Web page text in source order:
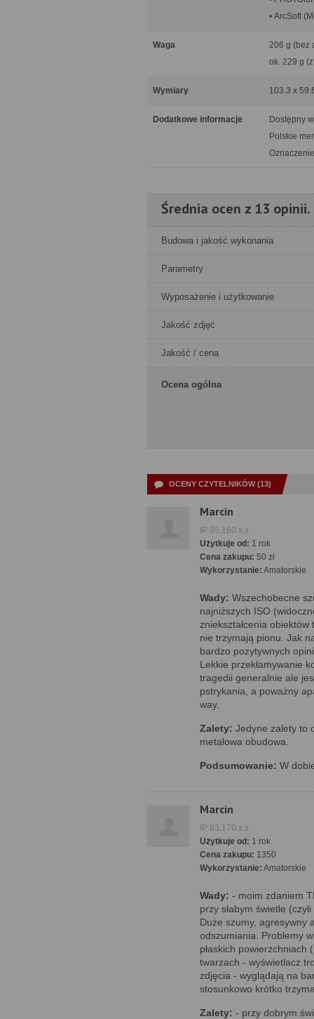
• ArcSoft
Waga
206 g (bez
ok. 229 g
Wymiary 103.3 x
Dodatkowe informacje
Dostępny
Polskie
Średnia ocen z 13 opinii.
Budowa i jakość wykonania
Parametry
Wyposażenie i użytkowanie
Jakość zdjęć
Jakość / cena
Ocena ogólna
OCENY CZYTELNIKÓW (13)
Marcin
IP 95.160.x.x
Użytkuje od: 1 rok
Cena zakupu: 50 zł
Wykorzystanie: Amatorskie
Wady: Wszechobecne
najniższych ISO
zniekształcenia
nie trzymają pionu. Jak
bardzo pozytywnych
Lekkie przekłamywanie
tragedii generalnie ale
pstrykania, a poważny
way.
Zalety: Jedyne zalety to
metalowa obudowa.
Podsumowanie: W
Marcin
IP 83.170.x.x
Użytkuje od: 1 rok
Cena zakupu: 1350
Wykorzystanie: Amatorskie
Wady: - moim zdaniem
przy słabym świetle
Duże szumy, agresywny
odszumiania. Problemy
płaskich powierzchniach
twarzach - wyświetlacz
zdjęcia - wyglądają na
stosunkowo krótko
Zalety: - przy dobrym